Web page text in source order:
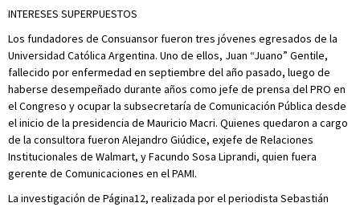
INTERESES SUPERPUESTOS
Los fundadores de Consuansor fueron tres jóvenes egresados de la
Universidad Católica Argentina. Uno de ellos, Juan “Juano” Gentile,
fallecido por enfermedad en septiembre del año pasado, luego de
haberse desempeñado durante años como jefe de prensa del PRO en
el Congreso y ocupar la subsecretaría de Comunicación Pública desde
el inicio de la presidencia de Mauricio Macri. Quienes quedaron a cargo
de la consultora fueron Alejandro Giúdice, exjefe de Relaciones
Institucionales de Walmart, y Facundo Sosa Liprandi, quien fuera
gerente de Comunicaciones en el PAMI.
La investigación de Página12, realizada por el periodista Sebastián